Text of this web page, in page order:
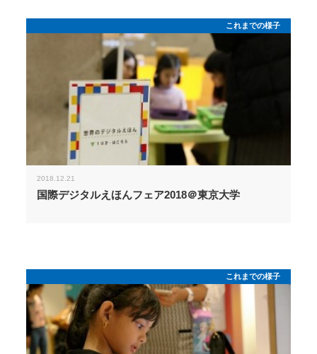
これまでの様子
2018.12.21
国際デジタルえほんフェア2018＠東京大学
これまでの様子